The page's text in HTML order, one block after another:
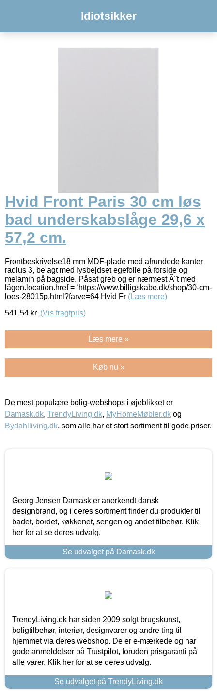
Idiotsikker
Hvid Front Paris 30 cm løs
bad underskabslåge 29,6 x
57,2 cm.
Frontbeskrivelse18 mm MDF-plade med afrundede kanter
radius 3, belagt med lysbejdset egefolie på forside og
melamin på bagside. Påsat greb og er nærmest Ã¨t med
lågen.location.href = ‘https://www.billigskabe.dk/shop/30-cm-
loes-28015p.html?farve=64 Hvid Fr (Læs mere)
541.54 kr. (Vis fragtpris)
Læs mere »
Køb nu »
De mest populære bolig-webshops i øjeblikket er
Damask.dk, TrendyLiving.dk, MyHomeMøbler.dk og
Bydahlliving.dk, som alle har et stort sortiment til gode priser.
Georg Jensen Damask er anerkendt dansk
designbrand, og i deres sortiment finder du produkter til
badet, bordet, køkkenet, sengen og andet tilbehør. Klik
her for at se deres udvalg.
Se udvalget på Damask.dk
TrendyLiving.dk har siden 2009 solgt brugskunst,
boligtilbehør, interiør, designvarer og andre ting til
hjemmet via deres webshop. De er e-mærkede og har
gode anmeldelser på Trustpilot, foruden prisgaranti på
alle varer. Klik her for at se deres udvalg.
Se udvalget på TrendyLiving.dk